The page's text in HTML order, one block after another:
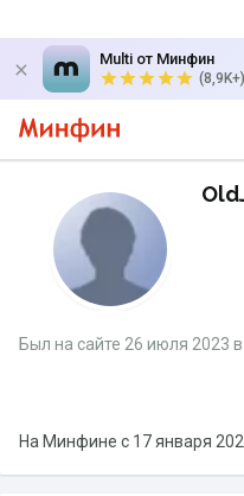
Multi от Минфин
(8,9K+)
Был на сайте 26 июля 2023 в
На Минфине с 17 января